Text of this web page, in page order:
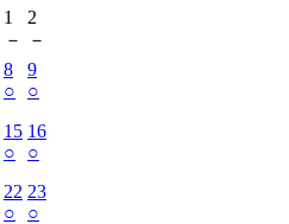
1
－
2
－
8
○
9
○
15
○
16
○
22
○
23
○